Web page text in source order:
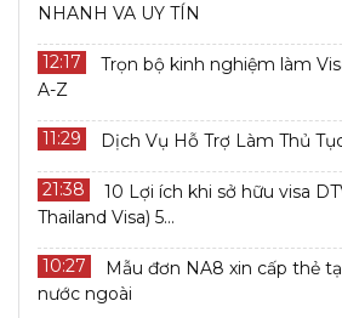
NHANH VA UY TÍN
12:17
Trọn bộ kinh nghiệm làm
A-Z
11:29 Dịch Vụ Hỗ Trợ Làm Thủ
21:38
10 Lợi ích khi sở hữu visa
Thailand Visa) 5...
10:27
Mẫu đơn NA8 xin cấp thẻ
nước ngoài